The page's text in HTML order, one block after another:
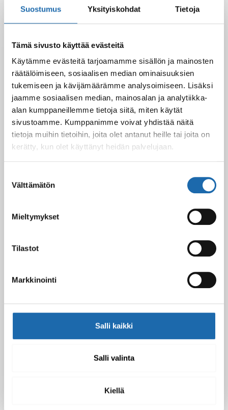
Suostumus Yksityiskohdat Tietoja
Tämä sivusto käyttää evästeitä
Käytämme evästeitä tarjoamamme sisällön ja mainosten
räätälöimiseen, sosiaalisen median ominaisuuksien
tukemiseen ja kävijämäärämme analysoimiseen. Lisäksi
jaamme sosiaalisen median, mainosalan ja analytiikka-
alan kumppaneillemme tietoja siitä, miten käytät
sivustoamme. Kumppanimme voivat yhdistää näitä
tietoja muihin tietoihin, joita olet antanut heille tai joita on
kerätty, kun olet käyttänyt heidän palvelujaan.
valinta
Välttämätön
Mieltymykset
Tilastot
Markkinointi
Salli kaikki
Salli valinta
Kiellä
Black Friday & cyber Monday 2025!
28.11.2025
Kevään uutuus tuotteet ovat nyt
verkkokaupassa!
Nahkakalusteiden hoito Softcare aineilla